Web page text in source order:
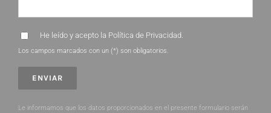
He leído y acepto la Política de Privacidad.
Los campos marcados con un (*) son obligatorios.
Le informamos que los datos proporcionados en el presente formulario serán